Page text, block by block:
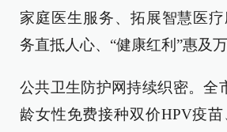
家庭医生服务、拓展智慧医
务直抵人心、“健康红利”惠及万
公共卫生防护网持续织密。全
龄女性免费接种双价HPV疫苗